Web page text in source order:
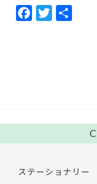
F
ac
T
w
ステーショナリー